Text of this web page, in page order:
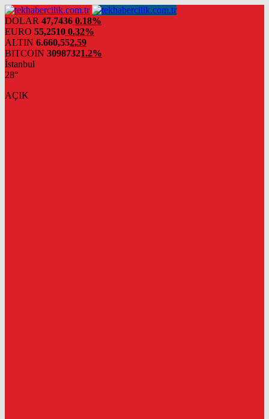
DOLAR 47,7436 0.18%
EURO 55,2510 0.32%
ALTIN 6.660,552,59
BITCOIN 30987321.2%
İstanbul
28°
AÇIK